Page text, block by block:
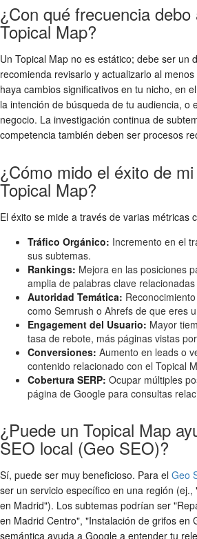
¿Con qué frecuencia
Topical Map?
Un Topical Map no es estático; debe ser un
recomienda revisarlo y actualizarlo al
haya cambios significativos en tu nicho, en
la intención de búsqueda de tu audiencia, o
negocio. La investigación continua de
competencia también deben ser procesos
¿Cómo mido el éxito de
Topical Map?
El éxito se mide a través de varias métricas
Tráfico Orgánico: Incremento en el
sus subtemas.
Rankings: Mejora en las posiciones
amplia de palabras clave
Autoridad Temática:
como Semrush o Ahrefs de que eres
Engagement del Usuario: Mayor
tasa de rebote, más páginas vistas
Conversiones: Aumento en leads o
contenido relacionado con el Topical
Cobertura SERP: Ocupar múltiples
página de Google para consultas
¿Puede un Topical Map
SEO local (Geo SEO)?
Sí, puede ser muy beneficioso. Para el Geo
ser un servicio específico en una región
en Madrid"). Los subtemas podrían ser
en Madrid Centro", "Instalación de grifos en
semántica ayuda a Google a entender tu